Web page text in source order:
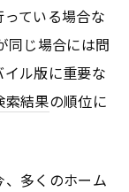
ている場合な
同じ場合には問
ル版に重要な
索結果の順位に
、多くのホーム